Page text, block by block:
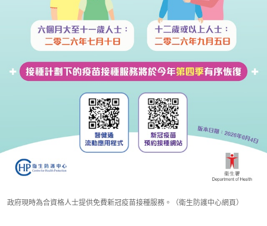
政府現時為合資格人士提供免費新冠疫苗接種服務。（衛生防護中心網頁）